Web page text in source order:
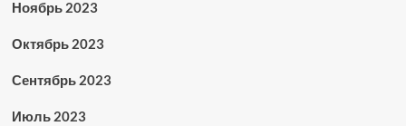
Ноябрь 2023
Октябрь 2023
Сентябрь 2023
Июль 2023